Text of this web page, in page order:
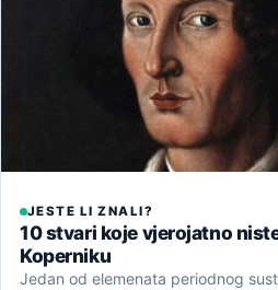
JESTE LI ZNALI?
10 stvari koje vjerojatno
Koperniku
Jedan od elemenata periodnog